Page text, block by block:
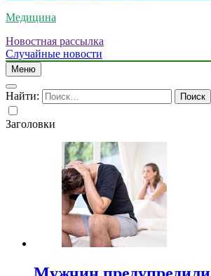
Медицина
Новостная рассылка
Случайные новости
Меню
Найти:
Заголовки